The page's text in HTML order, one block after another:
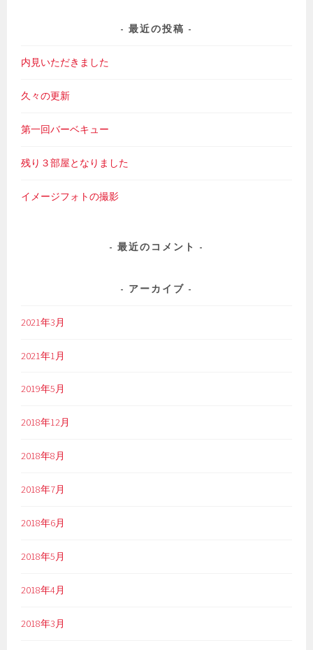
最近の投稿
内見いただきました
久々の更新
第一回バーベキュー
残り３部屋となりました
イメージフォトの撮影
最近のコメント
アーカイブ
2021年3月
2021年1月
2019年5月
2018年12月
2018年8月
2018年7月
2018年6月
2018年5月
2018年4月
2018年3月